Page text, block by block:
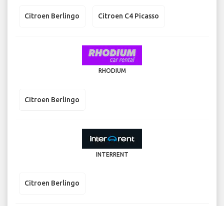
Citroen Berlingo Citroen C4 Picasso
RHODIUM
Citroen Berlingo
INTERRENT
Citroen Berlingo